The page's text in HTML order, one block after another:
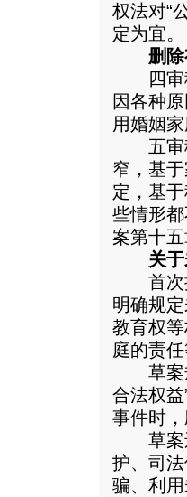
权法对“
定为宜。
删除
四审稿
因各种
用婚姻
五审稿
窄，基
定，基
些情形
案第十五
关于未
首次提
明确规
教育权
庭的责
草案规
合法权
事件时
草案还
护、司
骗、利